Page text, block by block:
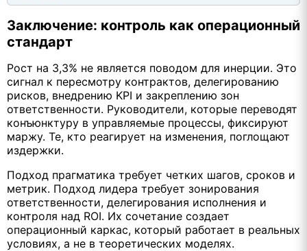
Заключение: контроль как операционный
стандарт
Рост на 3,3% не является поводом для инерции. Это
сигнал к пересмотру контрактов, делегированию
рисков, внедрению KPI и закреплению зон
ответственности. Руководители, которые переводят
конъюнктуру в управляемые процессы, фиксируют
маржу. Те, кто реагирует на изменения, поглощают
издержки.
Подход прагматика требует четких шагов, сроков и
метрик. Подход лидера требует зонирования
ответственности, делегирования исполнения и
контроля над ROI. Их сочетание создает
операционный каркас, который работает в реальных
условиях, а не в теоретических моделях.